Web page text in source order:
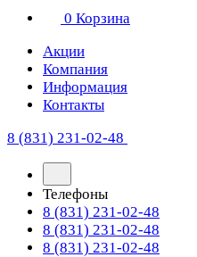
0 Корзина
Акции
Компания
Информация
Контакты
8 (831) 231-02-48
Телефоны
8 (831) 231-02-48
8 (831) 231-02-48
8 (831) 231-02-48